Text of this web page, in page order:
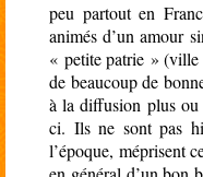
peu partout en
animés d’un amour
« petite patrie » (ville
de beaucoup de
à la diffusion plus ou
ci. Ils ne sont pas
l’époque, méprisent